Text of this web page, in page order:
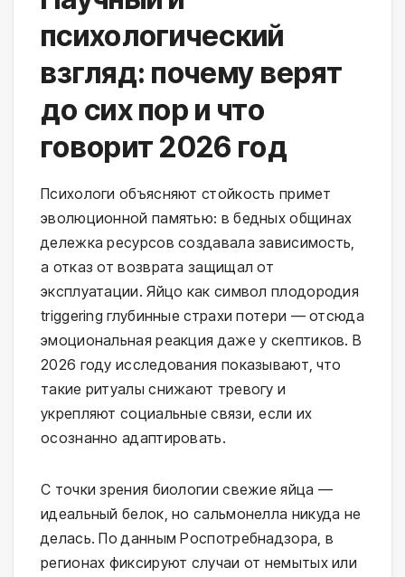
психологический
взгляд: почему верят
до сих пор и что
говорит 2026 год
Психологи объясняют стойкость примет
эволюционной памятью: в бедных общинах
дележка ресурсов создавала зависимость,
а отказ от возврата защищал от
эксплуатации. Яйцо как символ плодородия
triggering глубинные страхи потери — отсюда
эмоциональная реакция даже у скептиков. В
2026 году исследования показывают, что
такие ритуалы снижают тревогу и
укрепляют социальные связи, если их
осознанно адаптировать.
С точки зрения биологии свежие яйца —
идеальный белок, но сальмонелла никуда не
делась. По данным Роспотребнадзора, в
регионах фиксируют случаи от немытых или